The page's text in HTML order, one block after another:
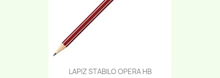
LAPIZ STABILO OPERA HB